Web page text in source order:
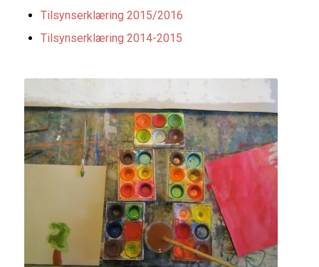
Tilsynserklæring 2015/2016
Tilsynserklæring 2014-2015